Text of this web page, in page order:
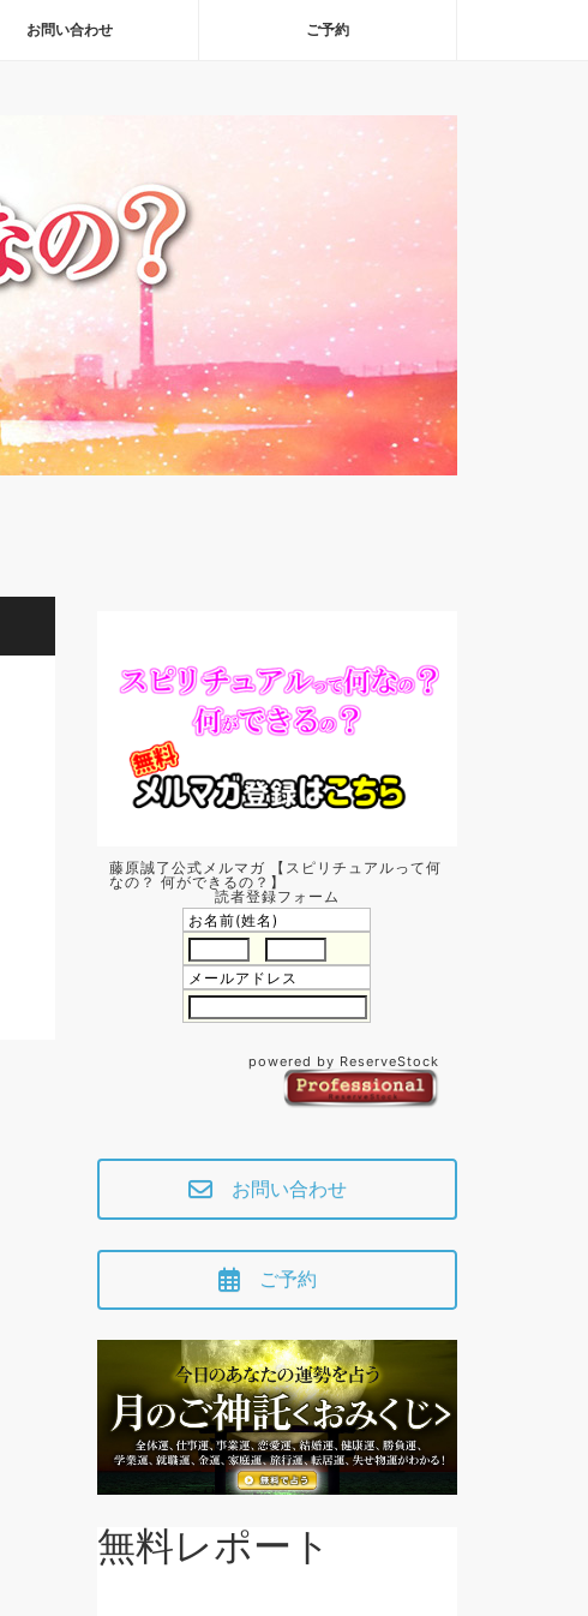
お問い合わせ ご予約
藤原誠了公式メルマガ 【スピリチュアルって何
なの？ 何ができるの？】
読者登録フォーム
お名前(姓名)
メールアドレス
powered by ReserveStock
お問い合わせ
ご予約
無料レポート